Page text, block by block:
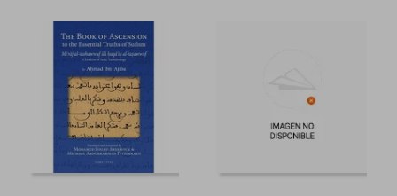
5%
dcto. 24,50 €